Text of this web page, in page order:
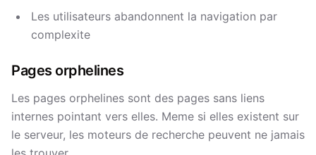
Les utilisateurs abandonnent la navigation par
complexite
Pages orphelines
Les pages orphelines sont des pages sans liens
internes pointant vers elles. Meme si elles existent sur
le serveur, les moteurs de recherche peuvent ne jamais